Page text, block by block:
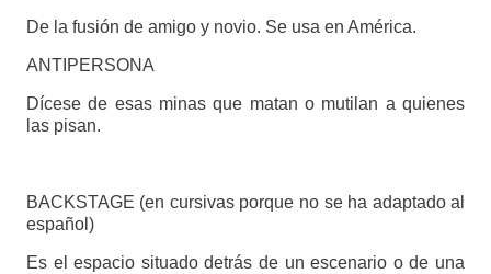
De la fusión de amigo y novio. Se usa en América.
ANTIPERSONA
Dícese de esas minas que matan o mutilan a quienes
las pisan.
BACKSTAGE (en cursivas porque no se ha adaptado al
español)
Es el espacio situado detrás de un escenario o de una